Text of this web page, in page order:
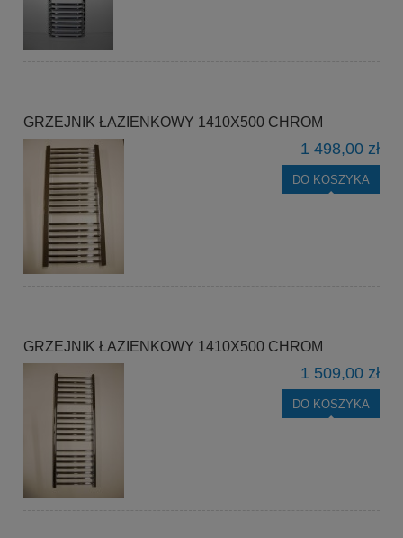
GRZEJNIK ŁAZIENKOWY 1410X500 CHROM
1 498,00 zł
DO KOSZYKA
GRZEJNIK ŁAZIENKOWY 1410X500 CHROM
1 509,00 zł
DO KOSZYKA